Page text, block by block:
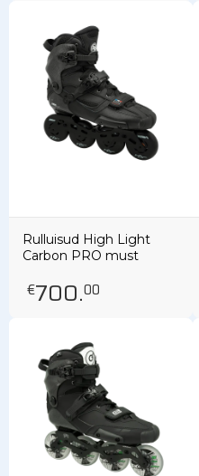
Rulluisud High Light
Carbon PRO must
€700.00